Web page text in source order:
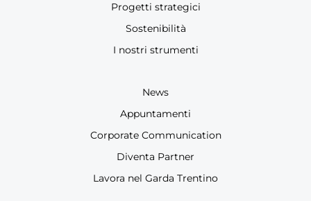
Progetti strategici
Sostenibilità
I nostri strumenti
News
Appuntamenti
Corporate Communication
Diventa Partner
Lavora nel Garda Trentino